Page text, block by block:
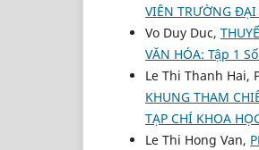
VIÊN TRƯỜNG
Vo Duy Duc,
VĂN HÓA: Tập 1
Le Thi Thanh Hai,
KHUNG THAM
TẠP CHÍ KHOA
Le Thi Hong Van,